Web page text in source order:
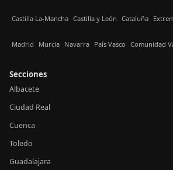
Castilla La-Mancha Castilla y León Cataluña
Madrid Murcia Navarra País Vasco Comunidad
Secciones
Albacete
Ciudad Real
Cuenca
Toledo
Guadalajara